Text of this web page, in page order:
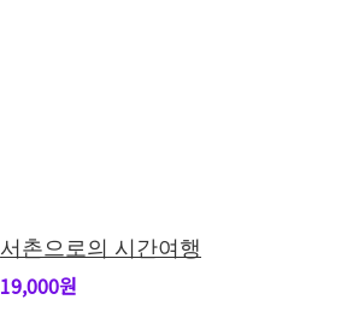
서촌으로의 시간여행
19,000원